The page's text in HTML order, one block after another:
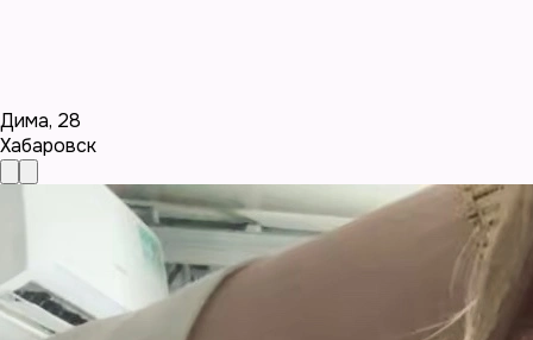
Дима, 28
Хабаровск